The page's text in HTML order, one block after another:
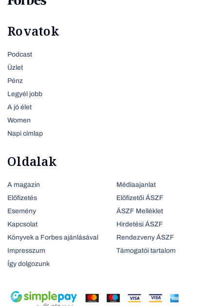
Rovatok
Podcast
Üzlet
Pénz
Legyél jobb
A jó élet
Women
Napi címlap
Oldalak
A magazin
Előfizetés
Esemény
Kapcsolat
Könyvek a Forbes ajánlásával
Impresszum
Így dolgozunk
Médiaajanlat
Előfizetői ÁSZF
ÁSZF Melléklet
Hirdetési ÁSZF
Rendezveny ÁSZF
Támogatói tartalom